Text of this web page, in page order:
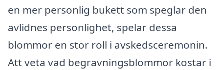
en mer personlig bukett som speglar den
avlidnes personlighet, spelar dessa
blommor en stor roll i avskedsceremonin.
Att veta vad begravningsblommor kostar i